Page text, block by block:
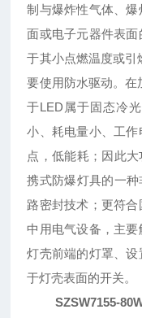
制与爆炸性气体、
面或电子元器件表
于其小点燃温度或引
要使用防水驱动。在
于LED属于固态冷
小、耗电量小、工
点，低能耗；因此
携式防爆灯具的一
路密封技术；更符
中用电气设备，主
灯壳前端的灯罩、
于灯壳表面的开关。
SZSW7155-